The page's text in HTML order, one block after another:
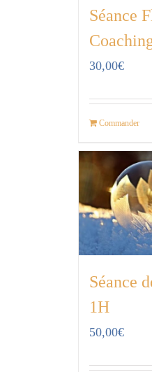
Séance
30,00€
Commander
Séance
1H
50,00€